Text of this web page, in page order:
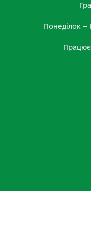
Понеділок –